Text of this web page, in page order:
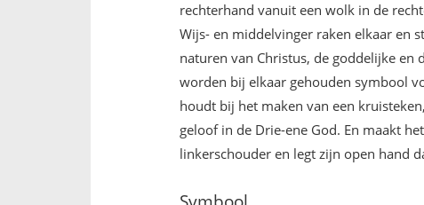
rechterhand vanuit een wolk in de
Wijs- en middelvinger raken elkaar en
naturen van Christus, de goddelijke
worden bij elkaar gehouden symbool
houdt bij het maken van een
geloof in de Drie-ene God. En maakt
linkerschouder en legt zijn open hand